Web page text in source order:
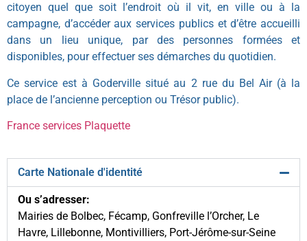
citoyen quel que soit l’endroit où il vit, en ville ou à la
campagne, d’accéder aux services publics et d’être accueilli
dans un lieu unique, par des personnes formées et
disponibles, pour effectuer ses démarches du quotidien.
Ce service est à Goderville situé au 2 rue du Bel Air (à la
place de l’ancienne perception ou Trésor public).
France services Plaquette
Carte Nationale d'identité
Ou s’adresser:
Mairies de Bolbec, Fécamp, Gonfreville l’Orcher, Le
Havre, Lillebonne, Montivilliers, Port-Jérôme-sur-Seine